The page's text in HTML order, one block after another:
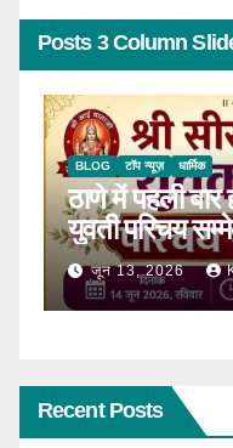
Posts 3 Column
BLOG टॉप न्यूज़ धार्मिक
ठाणे में पहली बार
युवती परिचय
जून 13, 2026
Recent Posts